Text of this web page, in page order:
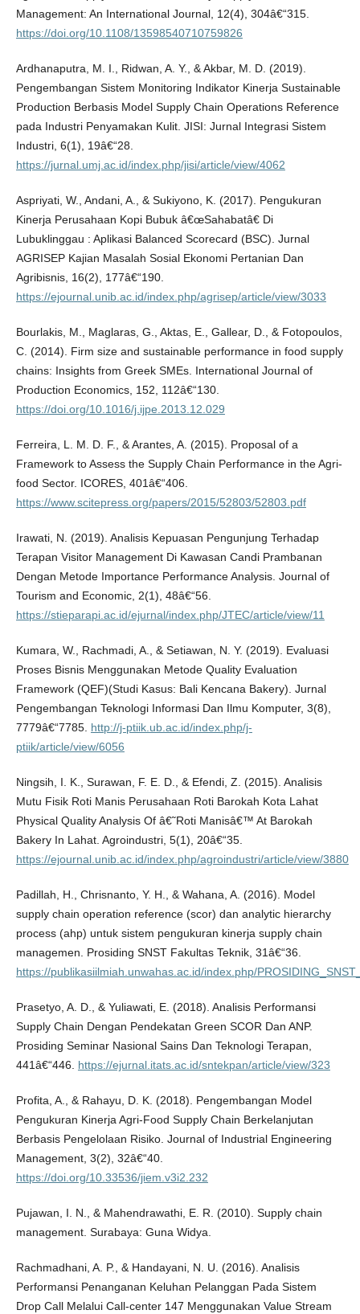
Management: An International Journal, 12(4), 304â€“315.
https://doi.org/10.1108/13598540710759826
Ardhanaputra, M. I., Ridwan, A. Y., & Akbar, M. D. (2019).
Pengembangan Sistem Monitoring Indikator Kinerja Sustainable
Production Berbasis Model Supply Chain Operations Reference
pada Industri Penyamakan Kulit. JISI: Jurnal Integrasi Sistem
Industri, 6(1), 19â€“28.
https://jurnal.umj.ac.id/index.php/jisi/article/view/4062
Aspriyati, W., Andani, A., & Sukiyono, K. (2017). Pengukuran
Kinerja Perusahaan Kopi Bubuk â€œSahabatâ€ Di
Lubuklinggau : Aplikasi Balanced Scorecard (BSC). Jurnal
AGRISEP Kajian Masalah Sosial Ekonomi Pertanian Dan
Agribisnis, 16(2), 177â€“190.
https://ejournal.unib.ac.id/index.php/agrisep/article/view/3033
Bourlakis, M., Maglaras, G., Aktas, E., Gallear, D., & Fotopoulos,
C. (2014). Firm size and sustainable performance in food supply
chains: Insights from Greek SMEs. International Journal of
Production Economics, 152, 112â€“130.
https://doi.org/10.1016/j.ijpe.2013.12.029
Ferreira, L. M. D. F., & Arantes, A. (2015). Proposal of a
Framework to Assess the Supply Chain Performance in the Agri-
food Sector. ICORES, 401â€“406.
https://www.scitepress.org/papers/2015/52803/52803.pdf
Irawati, N. (2019). Analisis Kepuasan Pengunjung Terhadap
Terapan Visitor Management Di Kawasan Candi Prambanan
Dengan Metode Importance Performance Analysis. Journal of
Tourism and Economic, 2(1), 48â€“56.
https://stieparapi.ac.id/ejurnal/index.php/JTEC/article/view/11
Kumara, W., Rachmadi, A., & Setiawan, N. Y. (2019). Evaluasi
Proses Bisnis Menggunakan Metode Quality Evaluation
Framework (QEF)(Studi Kasus: Bali Kencana Bakery). Jurnal
Pengembangan Teknologi Informasi Dan Ilmu Komputer, 3(8),
7779â€“7785. http://j-ptiik.ub.ac.id/index.php/j-
ptiik/article/view/6056
Ningsih, I. K., Surawan, F. E. D., & Efendi, Z. (2015). Analisis
Mutu Fisik Roti Manis Perusahaan Roti Barokah Kota Lahat
Physical Quality Analysis Of â€˜Roti Manisâ€™ At Barokah
Bakery In Lahat. Agroindustri, 5(1), 20â€“35.
https://ejournal.unib.ac.id/index.php/agroindustri/article/view/3880
Padillah, H., Chrisnanto, Y. H., & Wahana, A. (2016). Model
supply chain operation reference (scor) dan analytic hierarchy
process (ahp) untuk sistem pengukuran kinerja supply chain
managemen. Prosiding SNST Fakultas Teknik, 31â€“36.
https://publikasiilmiah.unwahas.ac.id/index.php/
Prasetyo, A. D., & Yuliawati, E. (2018). Analisis Performansi
Supply Chain Dengan Pendekatan Green SCOR Dan ANP.
Prosiding Seminar Nasional Sains Dan Teknologi Terapan,
441â€“446. https://ejurnal.itats.ac.id/sntekpan/article/view/323
Profita, A., & Rahayu, D. K. (2018). Pengembangan Model
Pengukuran Kinerja Agri-Food Supply Chain Berkelanjutan
Berbasis Pengelolaan Risiko. Journal of Industrial Engineering
Management, 3(2), 32â€“40.
https://doi.org/10.33536/jiem.v3i2.232
Pujawan, I. N., & Mahendrawathi, E. R. (2010). Supply chain
management. Surabaya: Guna Widya.
Rachmadhani, A. P., & Handayani, N. U. (2016). Analisis
Performansi Penanganan Keluhan Pelanggan Pada Sistem
Drop Call Melalui Call-center 147 Menggunakan Value Stream